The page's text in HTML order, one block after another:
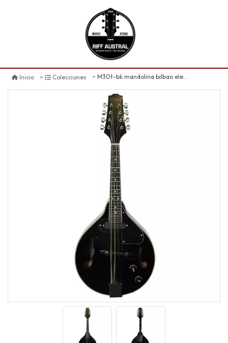
Inicio Colecciones M30t-bk mandolina bilbao electroacústica black